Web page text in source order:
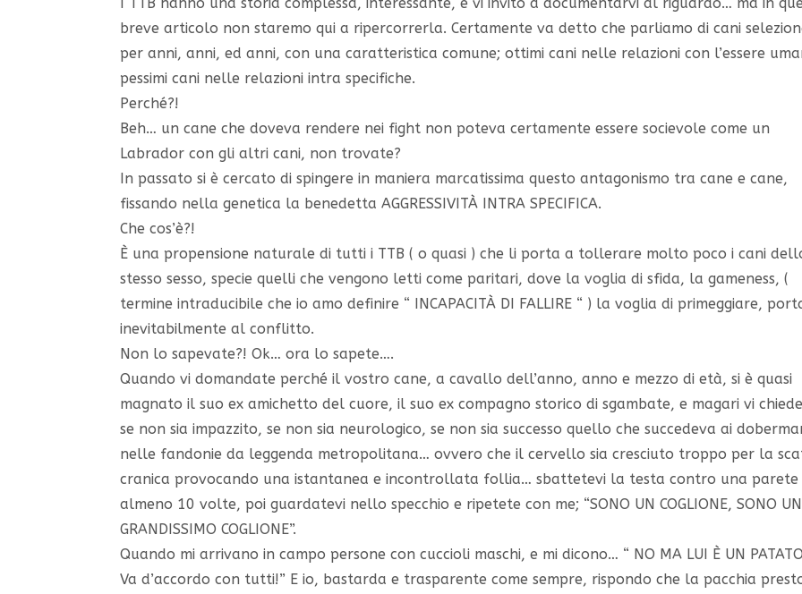
breve articolo non staremo qui a ripercorrerla. Certamente va detto che parliamo di cani
per anni, anni, ed anni, con una caratteristica comune; ottimi cani nelle relazioni con l’essere
pessimi cani nelle relazioni intra specifiche.
Perché?!
Beh… un cane che doveva rendere nei fight non poteva certamente essere socievole come un
Labrador con gli altri cani, non trovate?
In passato si è cercato di spingere in maniera marcatissima questo antagonismo tra cane e cane,
fissando nella genetica la benedetta AGGRESSIVITÀ INTRA SPECIFICA.
Che cos’è?!
È una propensione naturale di tutti i TTB ( o quasi ) che li porta a tollerare molto poco i cani
stesso sesso, specie quelli che vengono letti come paritari, dove la voglia di sfida, la gameness, (
termine intraducibile che io amo definire “ INCAPACITÀ DI FALLIRE “ ) la voglia di primeggiare,
inevitabilmente al conflitto.
Non lo sapevate?! Ok… ora lo sapete….
Quando vi domandate perché il vostro cane, a cavallo dell’anno, anno e mezzo di età, si è quasi
magnato il suo ex amichetto del cuore, il suo ex compagno storico di sgambate, e magari vi
se non sia impazzito, se non sia neurologico, se non sia successo quello che succedeva ai
nelle fandonie da leggenda metropolitana… ovvero che il cervello sia cresciuto troppo per la
cranica provocando una istantanea e incontrollata follia… sbattetevi la testa contro una parete
almeno 10 volte, poi guardatevi nello specchio e ripetete con me; “SONO UN COGLIONE, SONO UN
GRANDISSIMO COGLIONE”.
Quando mi arrivano in campo persone con cuccioli maschi, e mi dicono… “ NO MA LUI È UN
Va d’accordo con tutti!” E io, bastarda e trasparente come sempre, rispondo che la pacchia